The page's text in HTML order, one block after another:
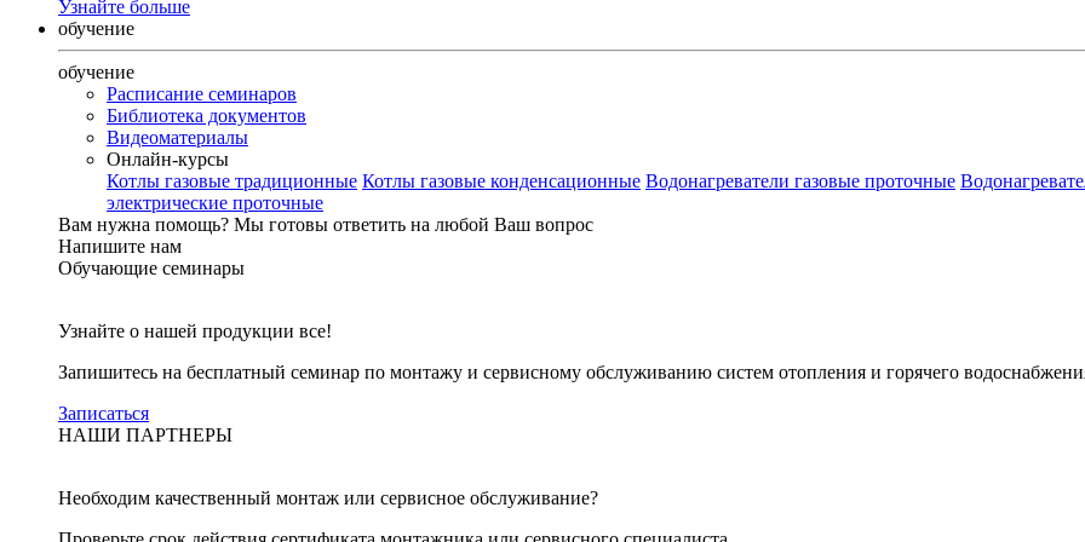
Узнайте больше
обучение
обучение
Расписание семинаров
Библиотека документов
Видеоматериалы
Онлайн-курсы
Котлы газовые традиционные Котлы газовые конденсационные Водонагреватели газовые проточные
электрические проточные
Вам нужна помощь? Мы готовы ответить на любой Ваш вопрос
Напишите нам
Обучающие семинары
Узнайте о нашей продукции все!
Запишитесь на бесплатный семинар по монтажу и сервисному обслуживанию систем отопления и горячего
Записаться
НАШИ ПАРТНЕРЫ
Необходим качественный монтаж или сервисное обслуживание?